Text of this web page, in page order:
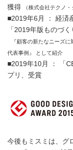
獲得
（株式会社テクノ
■2019年6月 ： 経済
「2019年版ものづ
『顧客の新たなニーズ
代表事例』 として紹介
■2019年10月 ： 「
プリ、受賞
今後もミスミは、グ